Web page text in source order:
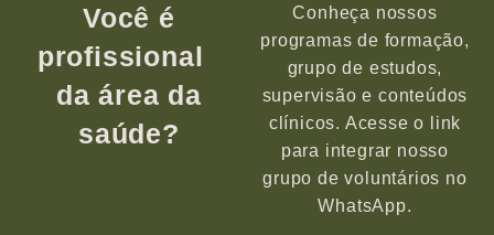
Você é
profissional
da área da
saúde?
Conheça nossos
programas de formação,
grupo de estudos,
supervisão e conteúdos
clínicos. Acesse o link
para integrar nosso
grupo de voluntários no
WhatsApp.